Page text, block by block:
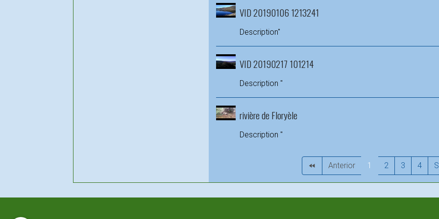
VID 20190106 1213241
Description"
VID 20190217 101214
Description "
rivière de Floryèle
Description "
Anterior 1 2 3 4